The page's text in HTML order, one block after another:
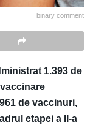
binary comment
1.393 de
de vaccinuri,
etapei a II-a